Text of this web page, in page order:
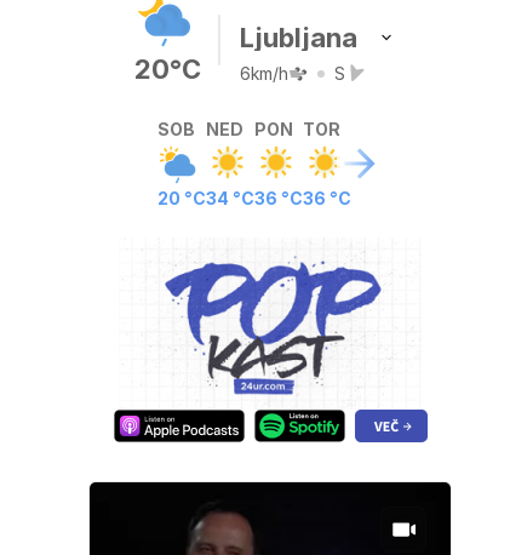
20°C
Ljubljana
6km/h S
SOB
20 °C
NED
34 °C
PON
36 °C
TOR
36 °C